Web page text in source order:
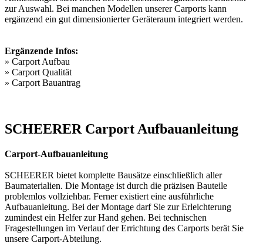
zur Auswahl. Bei manchen Modellen unserer Carports kann
ergänzend ein gut dimensionierter Geräteraum integriert werden.
Ergänzende Infos:
» Carport Aufbau
» Carport Qualität
» Carport Bauantrag
SCHEERER Carport Aufbauanleitung
Carport-Aufbauanleitung
SCHEERER bietet komplette Bausätze einschließlich aller
Baumaterialien. Die Montage ist durch die präzisen Bauteile
problemlos vollziehbar. Ferner existiert eine ausführliche
Aufbauanleitung. Bei der Montage darf Sie zur Erleichterung
zumindest ein Helfer zur Hand gehen. Bei technischen
Fragestellungen im Verlauf der Errichtung des Carports berät Sie
unsere Carport-Abteilung.